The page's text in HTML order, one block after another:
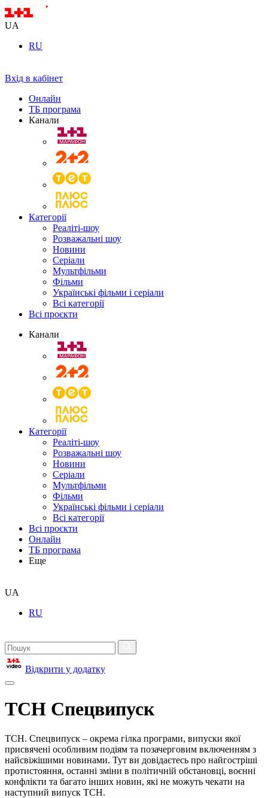
UA
RU
Вхід в кабінет
Онлайн
ТБ програма
Канали
Категорії
Реаліті-шоу
Розважальні шоу
Новини
Серіали
Мультфільми
Фільми
Українські фільми і серіали
Всі категорії
Всі проєкти
Канали
Категорії
Реаліті-шоу
Розважальні шоу
Новини
Серіали
Мультфільми
Фільми
Українські фільми і серіали
Всі категорії
Всі проєкти
Онлайн
ТБ програма
Еще
UA
RU
Відкрити у додатку
ТСН Спецвипуск
ТСН. Спецвипуск – окрема гілка програми, випуски якої
присвячені особливим подіям та позачерговим включенням з
найсвіжішими новинами. Тут ви довідаєтесь про найгостріші
протистояння, останні зміни в політичній обстановці, воєнні
конфлікти та багато інших новин, які не можуть чекати на
наступний випуск ТСН.